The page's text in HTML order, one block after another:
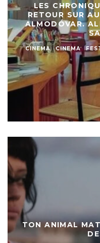
LES
RETOUR SUR
ALMODÓVAR.
CINEMA CINEMA
TON ANIMAL